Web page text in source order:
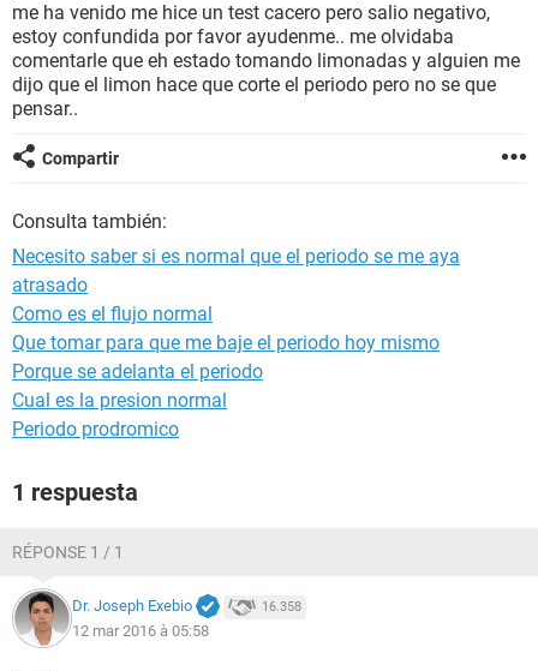
me ha venido me hice un test cacero pero salio negativo,
estoy confundida por favor ayudenme.. me olvidaba
comentarle que eh estado tomando limonadas y alguien me
dijo que el limon hace que corte el periodo pero no se que
pensar..
Compartir
Consulta también:
Necesito saber si es normal que el periodo se me aya
atrasado
Como es el flujo normal
Que tomar para que me baje el periodo hoy mismo
Porque se adelanta el periodo
Cual es la presion normal
Periodo prodromico
1 respuesta
RÉPONSE 1 / 1
Dr. Joseph Exebio 16.358
12 mar 2016 à 05:58